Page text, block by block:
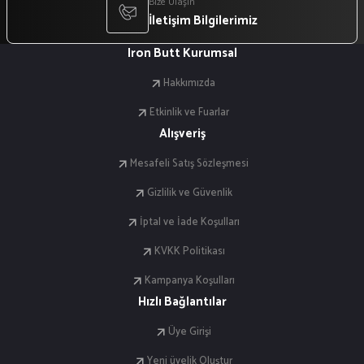
İletişim Bilgilerimiz
Iron Butt Kurumsal
Hakkımızda
Etkinlik ve Fuarlar
Alışveriş
Mesafeli Satış Sözleşmesi
Gizlilik ve Güvenlik
İptal ve İade Koşulları
KVKK Politikası
Kampanya Koşulları
Hızlı Bağlantılar
Üye Girişi